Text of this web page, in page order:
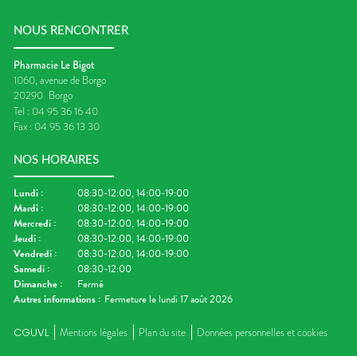
NOUS RENCONTRER
Pharmacie Le Bigot
1060, avenue de Borgo
20290 Borgo
Tel : 04 95 36 16 40
Fax : 04 95 36 13 30
NOS HORAIRES
Lundi :
08:30-12:00, 14:00-19:00
Mardi :
08:30-12:00, 14:00-19:00
Mercredi :
08:30-12:00, 14:00-19:00
Jeudi :
08:30-12:00, 14:00-19:00
Vendredi :
08:30-12:00, 14:00-19:00
Samedi :
08:30-12:00
Dimanche :
Fermé
Autres informations : Fermeture le lundi 17 août 2026
CGUVL Mentions légales Plan du site Données personnelles et cookies